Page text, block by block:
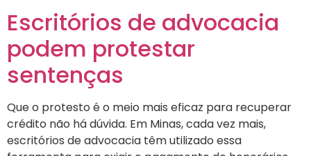
Escritórios de advocacia
podem protestar
sentenças
Que o protesto é o meio mais eficaz para recuperar
crédito não há dúvida. Em Minas, cada vez mais,
escritórios de advocacia têm utilizado essa